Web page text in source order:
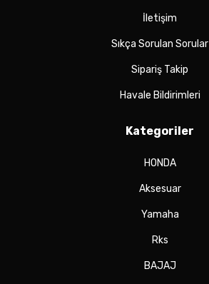
İletişim
Sıkça Sorulan Sorular
Sipariş Takip
Havale Bildirimleri
Kategoriler
HONDA
Aksesuar
Yamaha
Rks
BAJAJ